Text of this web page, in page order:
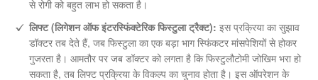
से रोगी को बहुत लाभ हो सकता है।
लिफ्ट (लिगेशन ऑफ इंटरस्फिंक्टेरिक फिस्टुला ट्रैक्ट): इस प्रक्रिया का सुझाव
डॉक्टर तब देते हैं, जब फिस्टुला का एक बड़ा भाग स्फिंकटर मांसपेशियों से होकर
गुजरता है। आमतौर पर जब डॉक्टर को लगता है कि फिस्टुलौटोमी जोखिम भरा हो
सकता है, तब लिफ्ट प्रक्रिया के विकल्प का चुनाव होता है। इस ऑपरेशन के